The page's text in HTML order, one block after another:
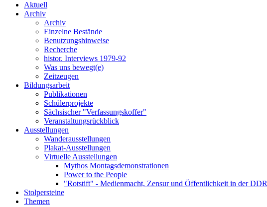
Aktuell
Archiv
Archiv
Einzelne Bestände
Benutzungshinweise
Recherche
histor. Interviews 1979-92
Was uns bewegt(e)
Zeitzeugen
Bildungsarbeit
Publikationen
Schülerprojekte
Sächsischer "Verfassungskoffer"
Veranstaltungsrückblick
Ausstellungen
Wanderausstellungen
Plakat-Ausstellungen
Virtuelle Ausstellungen
Mythos Montagsdemonstrationen
Power to the People
"Rotstift" - Medienmacht, Zensur und Öffentlichkeit in der DDR
Stolpersteine
Themen